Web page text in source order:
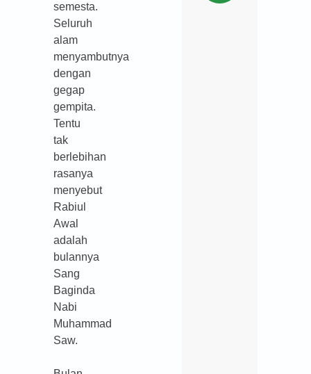
semesta.
Seluruh
alam
menyambutnya
dengan
gegap
gempita.
Tentu
tak
berlebihan
rasanya
menyebut
Rabiul
Awal
adalah
bulannya
Sang
Baginda
Nabi
Muhammad
Saw.